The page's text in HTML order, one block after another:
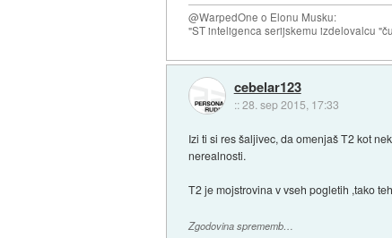
@WarpedOne o Elonu Musku:
"ST inteligenca serijskemu izdelovalcu
cebelar123
::28. sep 2015, 17:33
Izi ti si res šaljivec, da omenjaš T2 kot
nerealnosti.
T2 je mojstrovina v vseh pogletih ,tako
Zgodovina sprememb…